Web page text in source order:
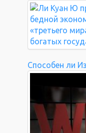
Способен ли